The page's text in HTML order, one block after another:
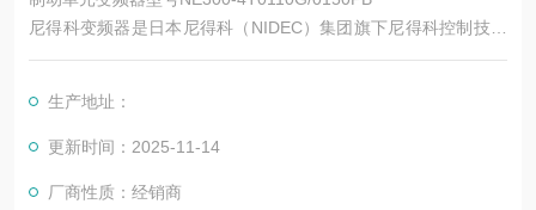
尼得科变频器是日本尼得科（NIDEC）集团旗下尼得科控制技术
（Control Techniques，简称尼得科 CT）的核心产品系列，专注
涵盖低压交流变频、中压交流变频、运动控制、直流驱动等类
别，广泛应用于电梯、起重、机床、纺织、印刷、物流、化工等
生产地址：
更新时间：2025-11-14
厂商性质：经销商